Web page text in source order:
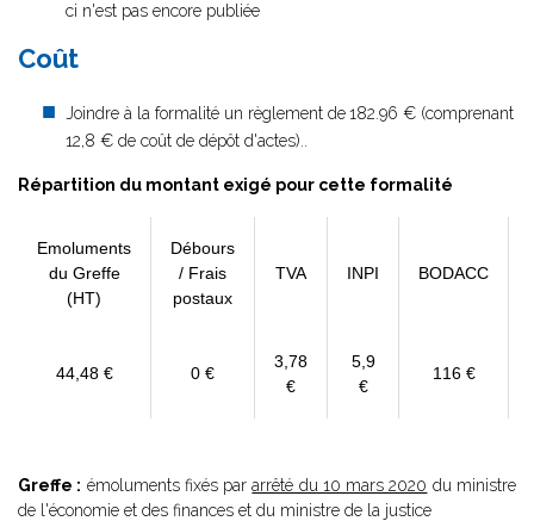
ci n'est pas encore publiée
Coût
Joindre à la formalité un règlement de182.96 € (comprenant
12,8 € de coût de dépôt d'actes)..
Répartition du montant exigé pour cette formalité
Emoluments
du Greffe
(HT)
Débours
/ Frais
postaux
TVA INPI BODACC
44,48 € 0 €
3,78
€
5,9
€
116 €
Greffe : émoluments fixés pararrêté du 10 mars 2020 du ministre
de l'économie et des finances et du ministre de la justice